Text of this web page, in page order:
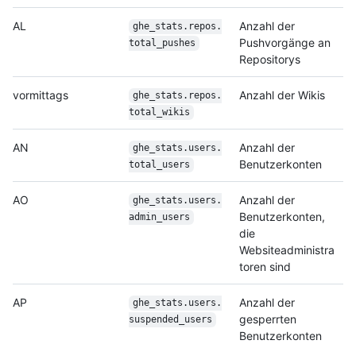
AL
ghe_stats.repos.
total_pushes
Anzahl der
Pushvorgänge an
Repositorys
vormittags
ghe_stats.repos.
total_wikis
Anzahl der Wikis
AN
ghe_stats.users.
total_users
Anzahl der
Benutzerkonten
AO
ghe_stats.users.
admin_users
Anzahl der
Benutzerkonten,
die
Websiteadministra
toren sind
AP
ghe_stats.users.
suspended_users
Anzahl der
gesperrten
Benutzerkonten